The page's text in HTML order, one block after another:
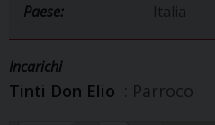
Paese:
Italia
Incarichi
Tinti Don Elio : Parroco